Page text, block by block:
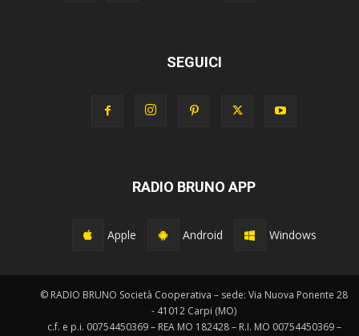
SEGUICI
RADIO BRUNO APP
Apple Android Windows
© RADIO BRUNO Società Cooperativa – sede: Via Nuova Ponente 28
- 41012 Carpi (MO)
c.f. e p.i. 00754450369 – REA MO 182428 – R.I. MO 00754450369 –